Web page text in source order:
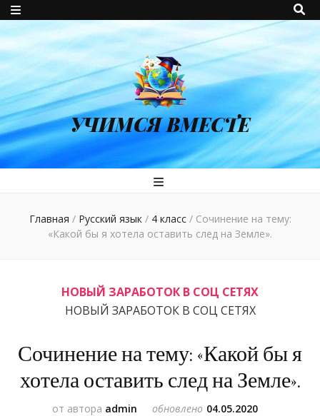
УЧИМСЯ ВМЕСТЕ
Главная / Русский язык / 4 класс / Сочинение на тему:
«Какой бы я хотела оставить след на Земле».
НОВЫЙ ЗАРАБОТОК В СОЦ СЕТЯХ
НОВЫЙ ЗАРАБОТОК В СОЦ СЕТЯХ
Сочинение на тему: «Какой бы я
хотела оставить след на Земле».
от автора admin обновлено 04.05.2020